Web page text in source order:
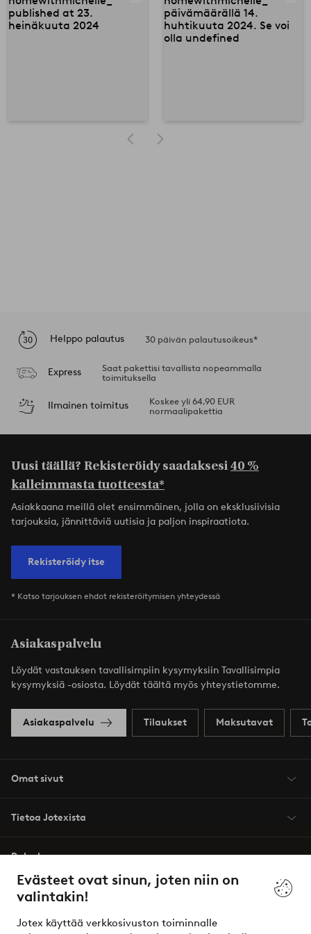
Evästeet ovat sinun, joten niin on
valintakin!
Jotex käyttää verkkosivuston toiminnalle
Helppo palautus 30 päivän palautusoikeus*
Express
Saat pakettisi tavallista nopeammalla
toimituksella
Ilmainen toimitus
Koskee yli 64,90 EUR
normaalipakettia
Uusi täällä? Rekisteröidy saadaksesi40 %
kalleimmasta tuotteesta*
Asiakkaana meillä olet ensimmäinen, jolla on eksklusiivisia
tarjouksia, jännittäviä uutisia ja paljon inspiraatiota.
Rekisteröidy itse
* Katso tarjouksen ehdot rekisteröitymisen yhteydessä
Asiakaspalvelu
Löydät vastauksen tavallisimpiin kysymyksiin Tavallisimpia
kysymyksiä -osiosta. Löydät täältä myös yhteystietomme.
Asiakaspalvelu Tilaukset Maksutavat
Omat sivut
Tietoa Jotexista
Palvelumme
Ehdot